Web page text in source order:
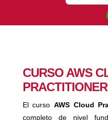
CURSO AWS
El cursoAWS Cloud
completo de nivel